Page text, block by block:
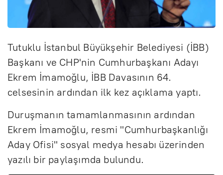
Tutuklu İstanbul Büyükşehir Belediyesi (İBB)
Başkanı ve CHP'nin Cumhurbaşkanı Adayı
Ekrem İmamoğlu, İBB Davasının 64.
celsesinin ardından ilk kez açıklama yaptı.
Duruşmanın tamamlanmasının ardından
Ekrem İmamoğlu, resmi "Cumhurbaşkanlığı
Aday Ofisi" sosyal medya hesabı üzerinden
yazılı bir paylaşımda bulundu.